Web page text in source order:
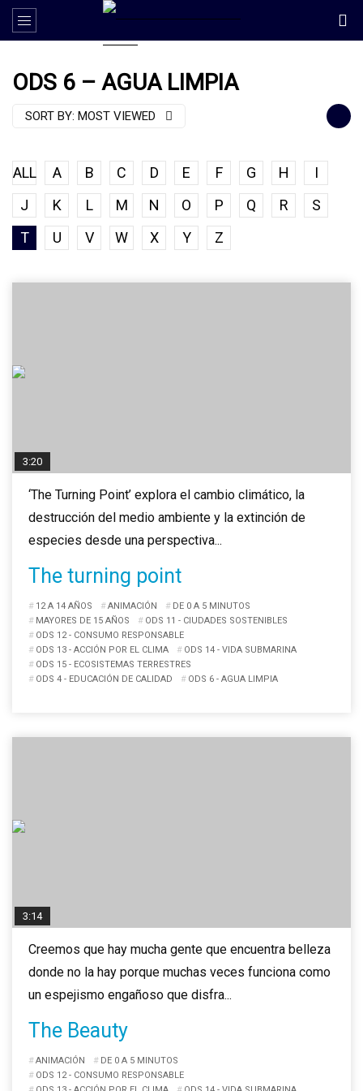
ODS 6 – AGUA LIMPIA
SORT BY: MOST VIEWED
ALL A B C D E F G H
I
J
K L M N O P Q R
S
T
U V W X Y Z
3:20
12 A 14 AÑOS ANIMACIÓN
DE 0 A 5 MINUTOS
MAYORES DE 15 AÑOS
ODS 11 - CIUDADES SOSTENIBLES
ODS 12 - CONSUMO RESPONSABLE
ODS 13 - ACCIÓN POR EL CLIMA
ODS 14 - VIDA SUBMARINA
ODS 15 - ECOSISTEMAS TERRESTRES
ODS 4 - EDUCACIÓN DE CALIDAD
ODS 6 - AGUA LIMPIA
The turning point
‘The Turning Point’ explora el cambio climático, la
destrucción del medio ambiente y la extinción de
especies desde una perspectiva...
3:14
ANIMACIÓN
DE 0 A 5 MINUTOS
ODS 12 - CONSUMO RESPONSABLE
The Beauty
Creemos que hay mucha gente que encuentra belleza
donde no la hay porque muchas veces funciona como
un espejismo engañoso que disfra...